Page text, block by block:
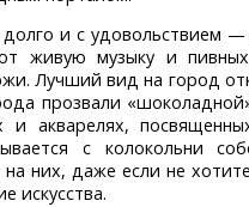
и с удовольствием —
живую музыку и
Лучший вид на город
прозвали
и акварелях,
с колокольни
них, даже если не
искусства.